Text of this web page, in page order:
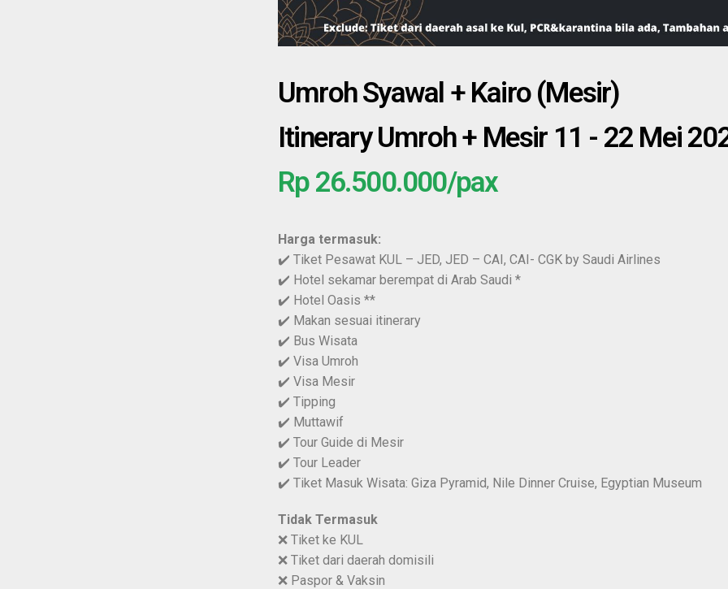
Umroh Syawal + Kairo (Mesir)
Itinerary Umroh + Mesir 11 - 22 Mei
Rp 26.500.000/pax
Harga termasuk:
✔️ Tiket Pesawat KUL – JED, JED – CAI, CAI- CGK by Saudi Airlines
✔️ Hotel sekamar berempat di Arab Saudi *
✔️ Hotel Oasis **
✔️ Makan sesuai itinerary
✔️ Bus Wisata
✔️ Visa Umroh
✔️ Visa Mesir
✔️ Tipping
✔️ Muttawif
✔️ Tour Guide di Mesir
✔️ Tour Leader
✔️ Tiket Masuk Wisata: Giza Pyramid, Nile Dinner Cruise, Egyptian Museum
Tidak Termasuk
❌ Tiket ke KUL
❌ Tiket dari daerah domisili
❌ Paspor & Vaksin